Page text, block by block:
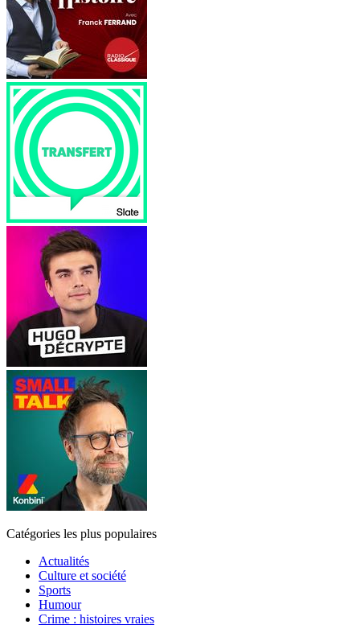
Catégories les plus populaires
Actualités
Culture et société
Sports
Humour
Crime : histoires vraies